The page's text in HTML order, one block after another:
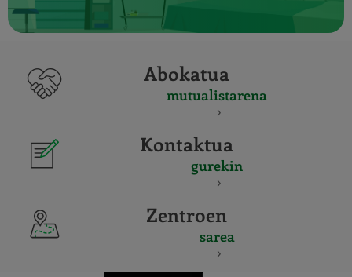
Abokatua
mutualistarena
Kontaktua
gurekin
Zentroen
sarea